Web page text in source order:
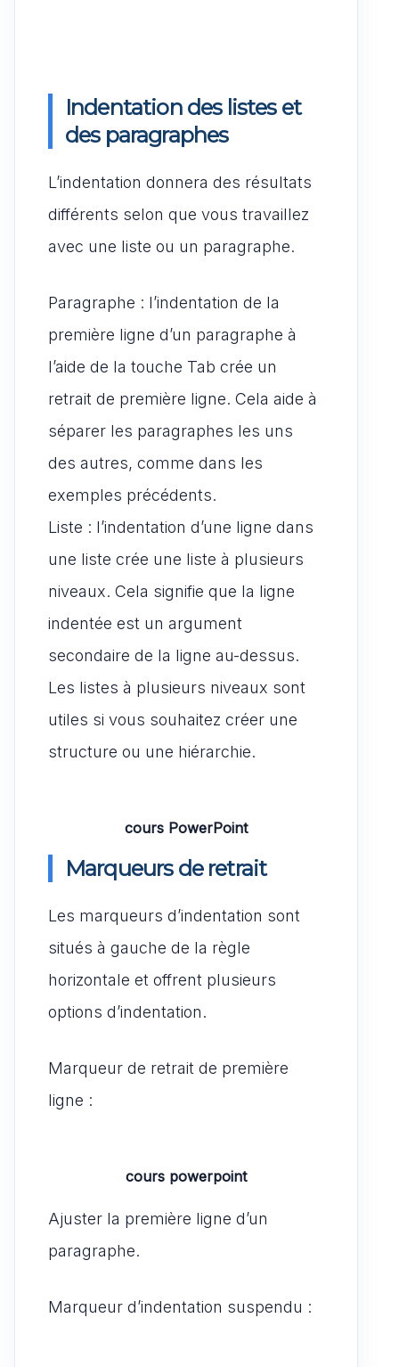
Indentation des listes et
des paragraphes
L’indentation donnera des résultats
différents selon que vous travaillez
avec une liste ou un paragraphe.
Paragraphe : l’indentation de la
première ligne d’un paragraphe à
l’aide de la touche Tab crée un
retrait de première ligne. Cela aide à
séparer les paragraphes les uns
des autres, comme dans les
exemples précédents.
Liste : l’indentation d’une ligne dans
une liste crée une liste à plusieurs
niveaux. Cela signifie que la ligne
indentée est un argument
secondaire de la ligne au-dessus.
Les listes à plusieurs niveaux sont
utiles si vous souhaitez créer une
structure ou une hiérarchie.
cours PowerPoint
Marqueurs de retrait
Les marqueurs d’indentation sont
situés à gauche de la règle
horizontale et offrent plusieurs
options d’indentation.
Marqueur de retrait de première
ligne :
cours powerpoint
Ajuster la première ligne d’un
paragraphe.
Marqueur d’indentation suspendu :